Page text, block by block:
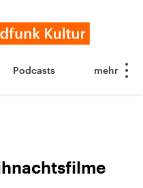
Podcasts